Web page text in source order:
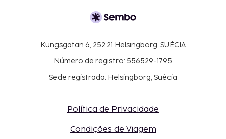
Kungsgatan 6, 252 21 Helsingborg, SUÉCIA
Número de registro: 556529-1795
Sede registrada: Helsingborg, Suécia
Política de Privacidade
Condições de Viagem